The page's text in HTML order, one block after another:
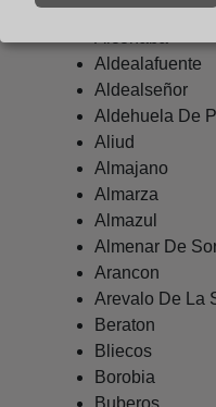
Agreda
Aldealafuente
Aldealseñor
Aldehuela De
Aliud
Almajano
Almarza
Almazul
Almenar De
Arancon
Arevalo De La
Beraton
Bliecos
Borobia
Buberos